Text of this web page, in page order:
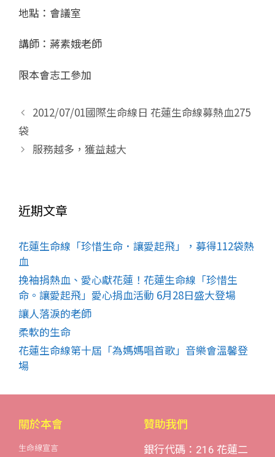
地點：會議室
講師：蔣素娥老師
限本會志工參加
2012/07/01國際生命線日 花蓮生命線募熱血275
袋
服務越多，獲益越大
近期文章
花蓮生命線「珍惜生命．讓愛起飛」，募得112袋熱
血
挽袖捐熱血、愛心獻花蓮！花蓮生命線「珍惜生
命。讓愛起飛」愛心捐血活動 6月28日盛大登場
讓人落淚的老師
柔軟的生命
花蓮生命線第十屆「為媽媽唱首歌」音樂會溫馨登
場
關於本會
生命線宣言
贊助我們
銀行代碼：216 花蓮二